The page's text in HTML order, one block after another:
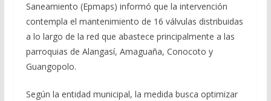
Saneamiento (Epmaps) informó que la intervención
contempla el mantenimiento de 16 válvulas distribuidas
a lo largo de la red que abastece principalmente a las
parroquias de Alangasí, Amaguaña, Conocoto y
Guangopolo.
Según la entidad municipal, la medida busca optimizar